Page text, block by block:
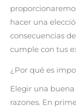
hacer una
consecuencias
cumple con tus
¿Por qué es
Elegir una
razones. En